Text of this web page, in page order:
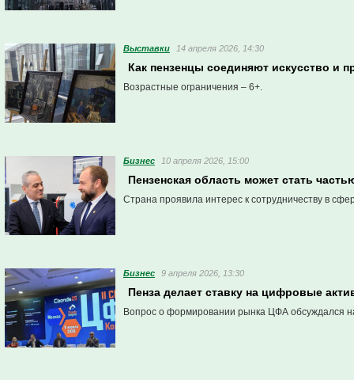
Выставки 14 апреля 2026, 14:30
Как пензенцы соединяют искусство и
Возрастные ограничения – 6+.
Бизнес 10 апреля 2026, 15:00
Пензенская область может стать
Страна проявила интерес к сотрудничеству в
Бизнес 9 апреля 2026, 13:30
Пенза делает ставку на цифровые
Вопрос о формировании рынка ЦФА обсуждался